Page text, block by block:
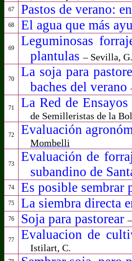
67 Pastos de verano:
68 El agua que más
69
Leguminosas
plantulas– Sevilla,
70
La soja para
baches del verano
71 La Red de
de Semilleristas de la
72 Evaluación
Mombelli
73
Evaluación de
subandino de
74 Es posible sembrar
75 La siembra directa
76 Soja para pastorear
77 Evaluacion de
Istilart, C.